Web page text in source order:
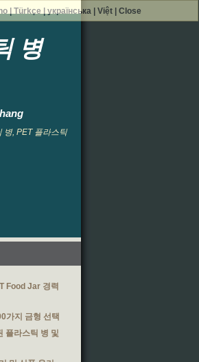
병
병, PET 플라스틱
Food Jar 경력
가지 금형 선택
플라스틱 병 및
| Türkçe українська| Việt| Close